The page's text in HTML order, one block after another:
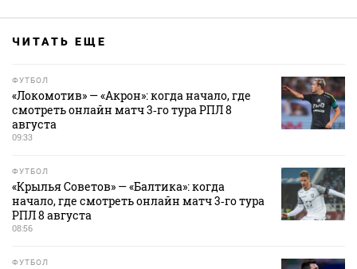
ЧИТАТЬ ЕЩЕ
ФУТБОЛ
«Локомотив» — «Акрон»: когда начало, где
смотреть онлайн матч 3‑го тура РПЛ 8
августа
09:33
ФУТБОЛ
«Крылья Советов» — «Балтика»: когда
начало, где смотреть онлайн матч 3‑го тура
РПЛ 8 августа
08:56
ФУТБОЛ